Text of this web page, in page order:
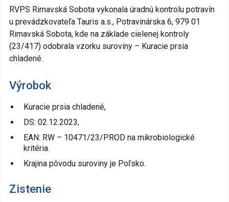
RVPS Rimavská Sobota vykonala úradnú kontrolu potravín
u prevádzkovateľa Tauris a.s., Potravinárska 6, 979 01
Rimavská Sobota, kde na základe cielenej kontroly
(23/417) odobrala vzorku suroviny – Kuracie prsia
chladené.
Výrobok
Kuracie prsia chladené,
DS: 02.12.2023,
EAN: RW – 10471/23/PROD na mikrobiologické
kritéria.
Krajina pôvodu suroviny je Poľsko.
Zistenie